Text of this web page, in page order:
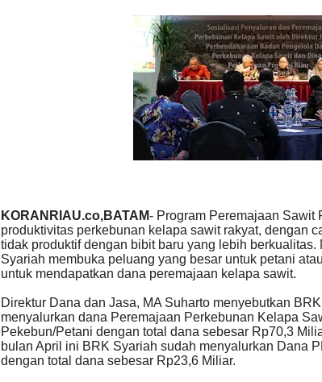
KORANRIAU.co,BATAM- Program Peremajaan Sawit
produktivitas perkebunan kelapa sawit rakyat, dengan
tidak produktif dengan bibit baru yang lebih
Syariah membuka peluang yang besar untuk petani
untuk mendapatkan dana peremajaan kelapa sawit.
Direktur Dana dan Jasa, MA Suharto menyebutkan
menyalurkan dana Peremajaan Perkebunan Kelapa
Pekebun/Petani dengan total dana sebesar Rp70,3
bulan April ini BRK Syariah sudah menyalurkan Dana
dengan total dana sebesar Rp23,6 Miliar.